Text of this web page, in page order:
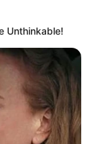
Unthinkable!